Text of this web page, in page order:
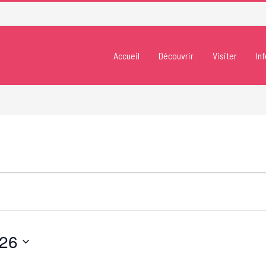
Accueil Découvrir Visiter